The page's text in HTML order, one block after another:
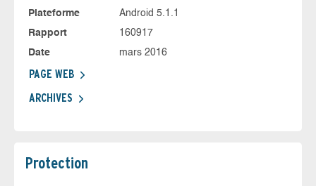
Plateforme
Android 5.1.1
Rapport
160917
Date
mars 2016
PAGE WEB
ARCHIVES
Protection